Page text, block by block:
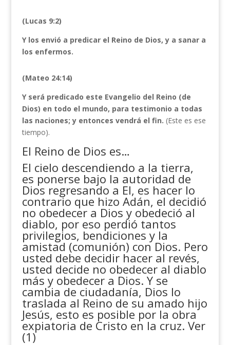
(Lucas 9:2)
Y los envió a predicar el Reino de Dios, y a sanar a
los enfermos.
(Mateo 24:14)
Y será predicado este Evangelio del Reino (de
Dios) en todo el mundo, para testimonio a todas
las naciones; y entonces vendrá el fin. (Este es ese
tiempo).
El Reino de Dios es…
El cielo descendiendo a la tierra,
es ponerse bajo la autoridad de
Dios regresando a El, es hacer lo
contrario que hizo Adán, el decidió
no obedecer a Dios y obedeció al
diablo, por eso perdió tantos
privilegios, bendiciones y la
amistad (comunión) con Dios. Pero
usted debe decidir hacer al revés,
usted decide no obedecer al diablo
más y obedecer a Dios. Y se
cambia de ciudadanía, Dios lo
traslada al Reino de su amado hijo
Jesús, esto es posible por la obra
expiatoria de Cristo en la cruz. Ver
(1)